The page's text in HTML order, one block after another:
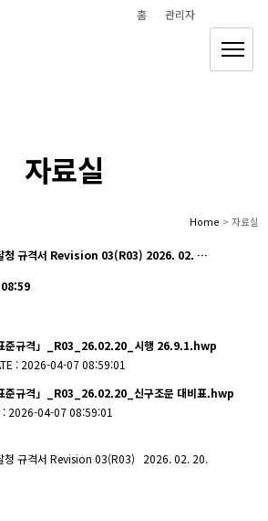
관리자
홈
자료실
Home > 자료실
찰청 규격서 Revision 03(R03) 2026. 02. …
표준규격」_R03_26.02.20_시행 26.9.1.hwp
: 2026-04-07 08:59:01
표준규격」_R03_26.02.20_신구조문 대비표.hwp
: 2026-04-07 08:59:01
청 규격서 Revision 03(R03) 2026. 02. 20.